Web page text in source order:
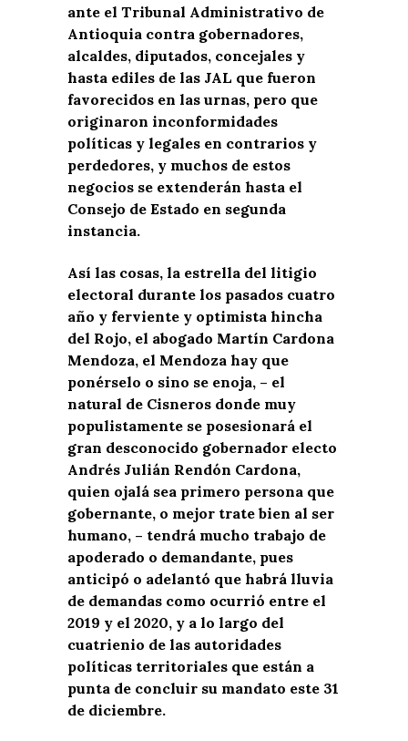
ante el Tribunal Administrativo de
Antioquia contra gobernadores,
alcaldes, diputados, concejales y
hasta ediles de las JAL que fueron
favorecidos en las urnas, pero que
originaron inconformidades
políticas y legales en contrarios y
perdedores, y muchos de estos
negocios se extenderán hasta el
Consejo de Estado en segunda
instancia.
Así las cosas, la estrella del litigio
electoral durante los pasados cuatro
año y ferviente y optimista hincha
del Rojo, el abogado Martín Cardona
Mendoza, el Mendoza hay que
ponérselo o sino se enoja, – el
natural de Cisneros donde muy
populistamente se posesionará el
gran desconocido gobernador electo
Andrés Julián Rendón Cardona,
quien ojalá sea primero persona que
gobernante, o mejor trate bien al ser
humano, – tendrá mucho trabajo de
apoderado o demandante, pues
anticipó o adelantó que habrá lluvia
de demandas como ocurrió entre el
2019 y el 2020, y a lo largo del
cuatrienio de las autoridades
políticas territoriales que están a
punta de concluir su mandato este 31
de diciembre.